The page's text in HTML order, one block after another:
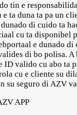
tin e
e ta duna ta pa un
dunado di cuido ta
cu ta disponibel
e dunado
di bo polisa. A
ID valido cu abo ta
cu e cliente su
su seguro di AZV
APP